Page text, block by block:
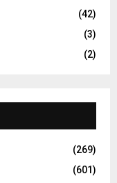
(42)
(3)
(2)
(269)
(601)